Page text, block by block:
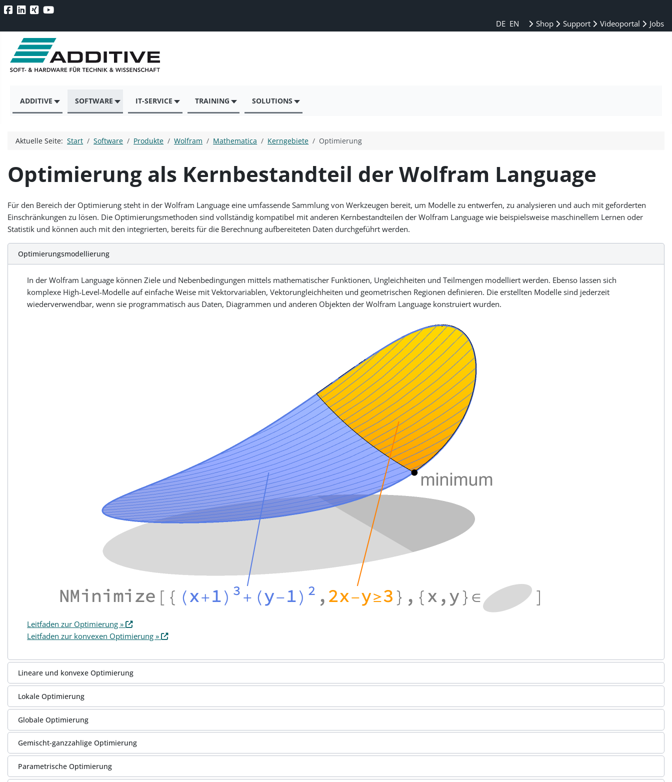
DE EN Shop Support Videoportal Jobs
ADDITIVE SOFTWARE IT-SERVICE TRAINING SOLUTIONS
Aktuelle Seite:Start Software Produkte Wolfram Mathematica Kerngebiete Optimierung
Optimierung als Kernbestandteil der Wolfram Language
Für den Bereich der Optimierung steht in der Wolfram Language eine umfassende Sammlung von Werkzeugen bereit, um Modelle zu entwerfen, zu analysieren und auch mit geforderten
Einschränkungen zu lösen. Die Optimierungsmethoden sind vollständig kompatibel mit anderen Kernbestandteilen der Wolfram Language wie beispielsweise maschinellem Lernen oder
Statistik und können auch mit den integrierten, bereits für die Berechnung aufbereiteten Daten durchgeführt werden.
Optimierungsmodellierung
In der Wolfram Language können Ziele und Nebenbedingungen mittels mathematischer Funktionen, Ungleichheiten und Teilmengen modelliert werden. Ebenso lassen sich
komplexe High-Level-Modelle auf einfache Weise mit Vektorvariablen, Vektorungleichheiten und geometrischen Regionen definieren. Die erstellten Modelle sind jederzeit
wiederverwendbar, wenn sie programmatisch aus Daten, Diagrammen und anderen Objekten der Wolfram Language konstruiert wurden.
Leitfaden zur Optimierung »
Leitfaden zur konvexen Optimierung »
Lineare und konvexe Optimierung
Lokale Optimierung
Globale Optimierung
Gemischt-ganzzahlige Optimierung
Parametrische Optimierung